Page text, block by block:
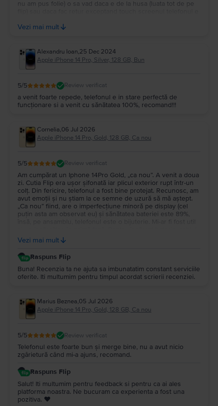
nu am pus folie) o sa vad daca e de la husa (luata tot de pe
ok revin cu o recenzie de 5 stele
Vezi mai mult
Alexandru Ioan,25 Dec 2024
Apple iPhone 14 Pro, Silver, 128 GB, Bun
5/5 Review verificat
a venit foarte repede, telefonul e in stare perfectă de
funcționare si a venit cu sănătatea 100%, recomand!!!
Cornelia,06 Jul 2026
Apple iPhone 14 Pro, Gold, 128 GB, Ca nou
5/5 Review verificat
Am cumpărat un Iphone 14Pro Gold, „ca nou”. A venit a doua
zi. Cutia Flip era ușor șifonată iar plicul exterior rupt într-un
colț. Din fericire, telefonul a fost bine protejat. Recunosc, am
avut emoții și nu știam la ce semne de uzură să mă aștept.
„Ca nou” fiind, are o imperfecțiune minoră pe display (cel
puțin asta am observat eu) și sănătatea bateriei este 89%,
lightning este inutil dacă nu ai deja un încărcător potrivit
pentru el, cum a fost cazul meu, sau un alt dispozitiv la care
să-l conectezi. Prima încărcare a bateriei am făcut-o cu
ajutorul laptopului. În schimb, cablul a fost foarte bun pentru
transferat datele de pe un telefon pe altul. Sunt foarte
mulțumită de alegerea făcută și am început familiarizarea cu
Vezi mai mult
Raspuns Flip
Buna! Recenzia ta ne ajuta sa imbunatatim constant serviciile
oferite. Iti multumim pentru timpul acordat scrierii recenziei.
Marius Beznea,05 Jul 2026
Apple iPhone 14 Pro, Gold, 128 GB, Ca nou
5/5 Review verificat
Telefonul este foarte bun și merge bine, nu a avut nicio
zgârietură când mi-a ajuns, recomand.
Raspuns Flip
Salut! Iti multumim pentru feedback si pentru ca ai ales
platforma noastra. Ne bucuram ca experienta a fost una
pozitiva. ❤️